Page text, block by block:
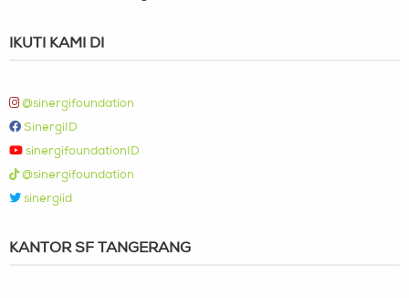
IKUTI KAMI DI
@sinergifoundation
SinergiID
sinergifoundationID
@sinergifoundation
sinergiid
KANTOR SF TANGERANG